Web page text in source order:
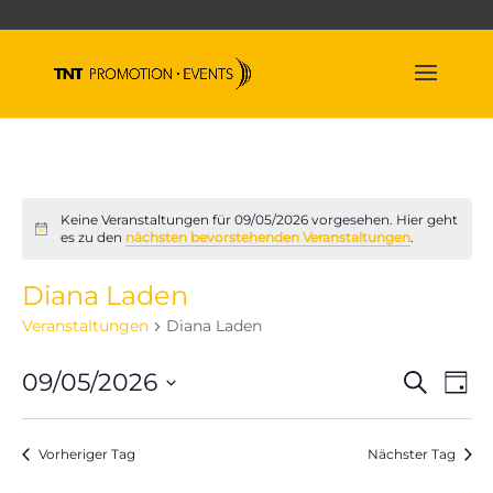
Hinweis
Keine Veranstaltungen für 09/05/2026 vorgesehen. Hier geht
es zu den nächsten bevorstehenden Veranstaltungen.
Diana Laden
Veranstaltungen Diana Laden
Suche
Tag
09/05/2026
Vorheriger Tag Nächster Tag